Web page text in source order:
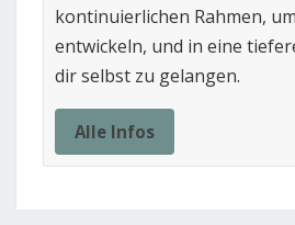
kontinuierlichen Rahmen,
entwickeln, und in eine
dir selbst zu gelangen.
Alle Infos